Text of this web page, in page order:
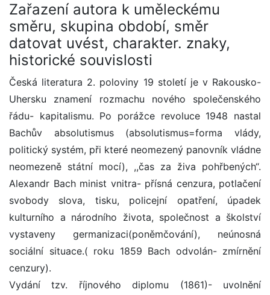
Zařazení autora k uměleckému
směru, skupina období, směr
datovat uvést, charakter. znaky,
historické souvislosti
Česká literatura 2. poloviny 19 století je v Rakousko-
Uhersku znamení rozmachu nového společenského
řádu- kapitalismu. Po porážce revoluce 1948 nastal
Bachův absolutismus (absolutismus=forma vlády,
politický systém, při které neomezený panovník vládne
neomezeně státní mocí), ,,čas za živa pohřbených“.
Alexandr Bach minist vnitra- přísná cenzura, potlačení
svobody slova, tisku, policejní opatření, úpadek
kulturního a národního života, společnost a školství
vystaveny germanizaci(poněmčování), neúnosná
sociální situace.( roku 1859 Bach odvolán- zmírnění
cenzury).
Vydání tzv. říjnového diplomu (1861)- uvolnění